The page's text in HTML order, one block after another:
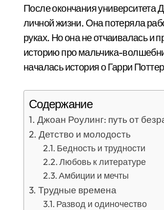
После окончания университета
личной жизни. Она потеряла
руках. Но она не отчаивалась
историю про мальчика-
началась история о Гарри
Содержание
Джоан Роулинг: путь от
Детство и молодость
Бедность и трудности
Любовь к литературе
Амбиции и мечты
Трудные времена
Развод и одиночество